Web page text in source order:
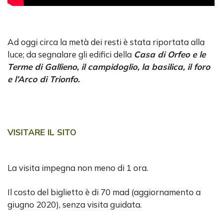
Ad oggi circa la metà dei resti è stata riportata alla
luce; da segnalare gli edifici della Casa di Orfeo e le
Terme di Gallieno, il campidoglio, la basilica, il foro
e l’Arco di Trionfo.
VISITARE IL SITO
La visita impegna non meno di 1 ora.
Il costo del biglietto è di 70 mad (aggiornamento a
giugno 2020), senza visita guidata.